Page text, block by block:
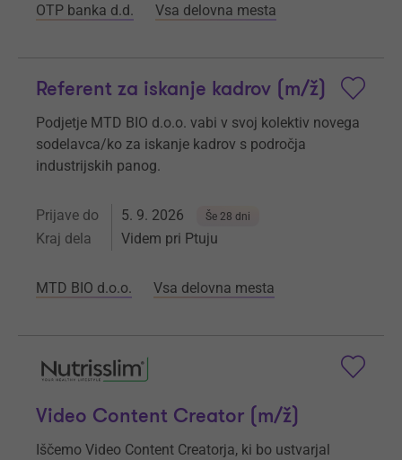
OTP banka d.d. Vsa delovna mesta
Referent za iskanje kadrov (m/ž)
Podjetje MTD BIO d.o.o. vabi v svoj kolektiv novega
sodelavca/ko za iskanje kadrov s področja
industrijskih panog.
Prijave do 5. 9. 2026 Še 28 dni
Kraj dela Videm pri Ptuju
MTD BIO d.o.o. Vsa delovna mesta
Video Content Creator (m/ž)
Iščemo Video Content Creatorja, ki bo ustvarjal